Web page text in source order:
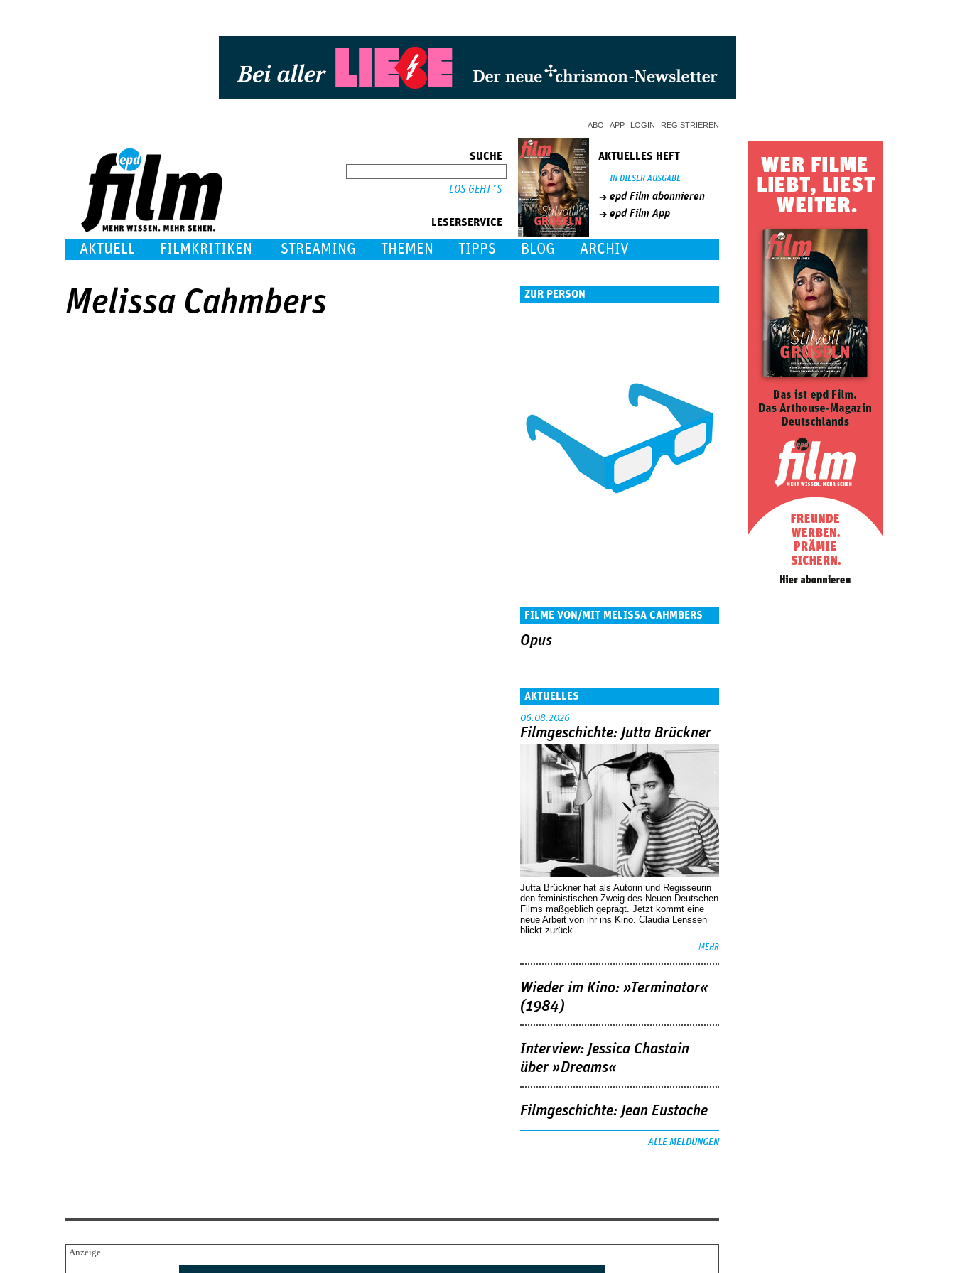
ABO APP LOGIN REGISTRIEREN
SUCHE
LESERSERVICE
AKTUELLES HEFT
IN DIESER AUSGABE
epd Film abonnieren
epd Film App
AKTUELL FILMKRITIKEN STREAMING THEMEN TIPPS BLOG ARCHIV
Melissa Cahmbers ZUR PERSON
FILME VON/MIT MELISSA CAHMBERS
Opus
AKTUELLES
06.08.2026
Filmgeschichte: Jutta Brückner
Jutta Brückner hat als Autorin und Regisseurin
den feministischen Zweig des Neuen Deutschen
Films maßgeblich geprägt. Jetzt kommt eine
neue Arbeit von ihr ins Kino. Claudia Lenssen
blickt zurück.
MEHR
Wieder im Kino: »Terminator«
(1984)
Interview: Jessica Chastain
über »Dreams«
Filmgeschichte: Jean Eustache
ALLE MELDUNGEN